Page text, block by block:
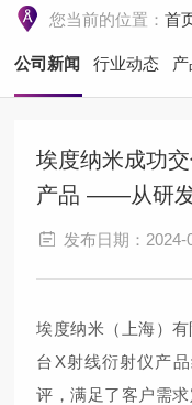
您当前的位置：首
公司新闻 行业动态
埃度纳米成功
产品 ——从研
发布日期：
埃度纳米（上海）有
台 X射线衍射仪产
评，满足了客户需